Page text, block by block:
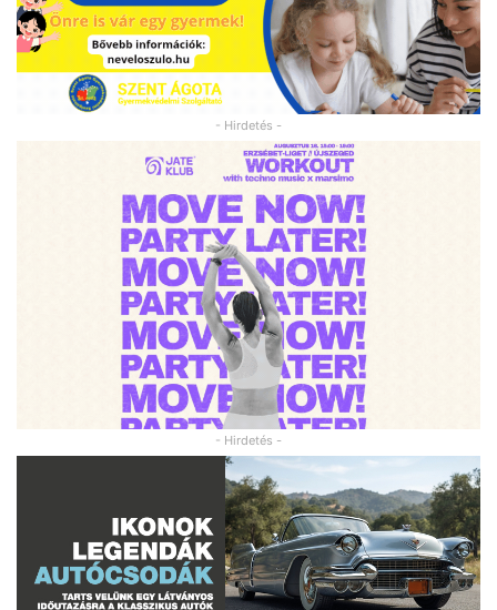
- Hirdetés -
- Hirdetés -